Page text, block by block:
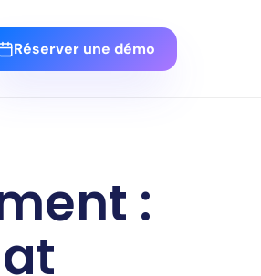
Réserver une démo
: